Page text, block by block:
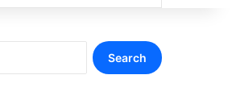
Search
for: